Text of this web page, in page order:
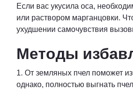
Если вас укусила оса,
или раствором марганцовки.
ухудшении самочувствия
Методы
1. От земляных пчел поможет
однако, полностью выгнать